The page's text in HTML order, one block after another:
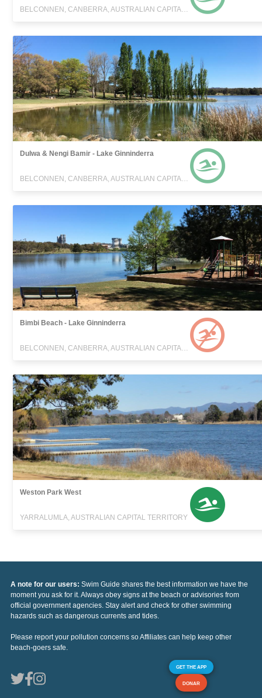
Dulwa & Nengi Bamir - Lake Ginninderra
Bimbi Beach - Lake Ginninderra
Weston Park West
YARRALUMLA, AUSTRALIAN CAPITAL TERRITORY
A note for our users: Swim Guide shares the best information we have the
moment you ask for it. Always obey signs at the beach or advisories from
official government agencies. Stay alert and check for other swimming
hazards such as dangerous currents and tides.
Please report your pollution concerns so Affiliates can help keep other
beach-goers safe.
GET THE APP
DONAR